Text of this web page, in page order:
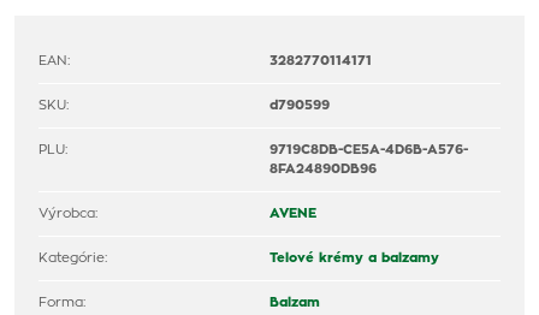
EAN: 3282770114171
SKU: d790599
PLU:
9719C8DB-CE5A-4D6B-A576-
8FA24890DB96
Výrobca: AVENE
Kategórie: Telové krémy a balzamy
Forma: Balzam